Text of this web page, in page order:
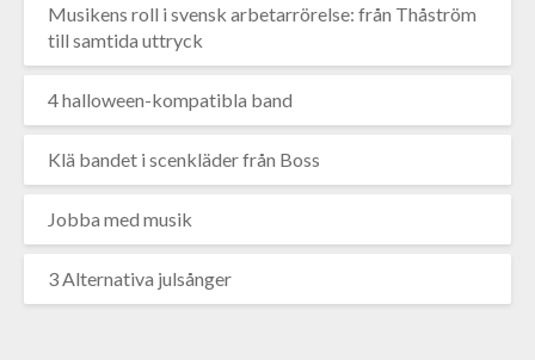
Musikens roll i svensk arbetarrörelse: från Thåström
till samtida uttryck
4 halloween-kompatibla band
Klä bandet i scenkläder från Boss
Jobba med musik
3 Alternativa julsånger